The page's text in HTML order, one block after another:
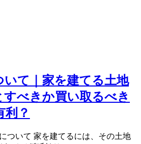
いて｜家を建てる土地
すべきか買い取るべき
利？
ついて 家を建てるには、その土地